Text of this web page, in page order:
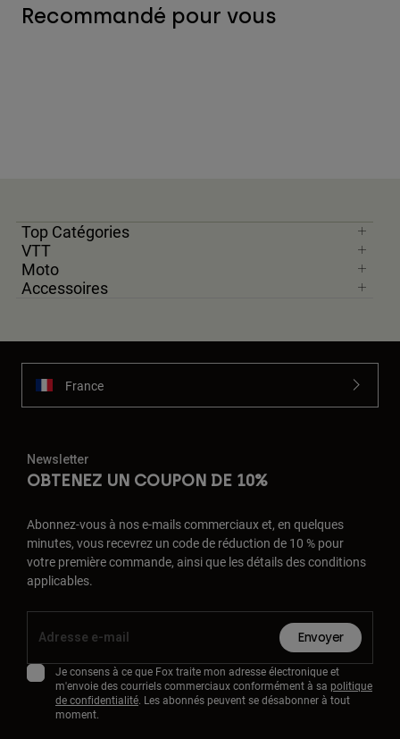
Recommandé pour vous
Top Catégories
VTT
Moto
Accessoires
France
Newsletter
OBTENEZ UN COUPON DE 10%
Abonnez-vous à nos e-mails commerciaux et, en quelques
minutes, vous recevrez un code de réduction de 10 % pour
votre première commande, ainsi que les détails des conditions
applicables.
Envoyer
Je consens à ce que Fox traite mon adresse électronique et
m'envoie des courriels commerciaux conformément à sa politique
de confidentialité. Les abonnés peuvent se désabonner à tout
moment.